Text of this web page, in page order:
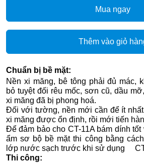
Mua ngay
Thêm vào giỏ
Chuẩn bị bề mặt:
Nền xi măng, bê tông phải đủ mác,
bỏ tuyệt đối rêu mốc, sơn cũ, dầu
xi măng đã bị phong hoá.
Đối với tường, nền mới cần để ít
xi măng được ổn định, rồi mới tiến
Để đảm bảo cho CT-11A bám dính
ẩm sơ bộ bề mặt thi công bằng
lớp nước sạch trước khi sử dụng
Thi công: